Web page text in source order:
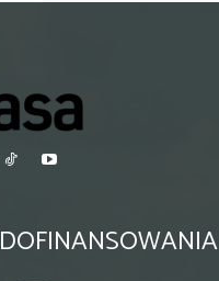
DOFINANSOWANIA